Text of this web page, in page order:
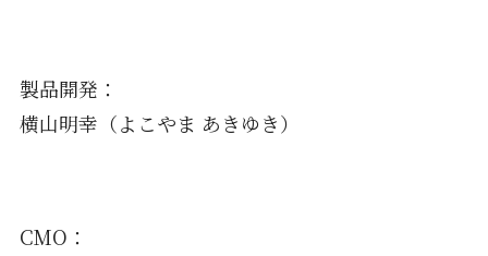
製品開発：
横山明幸（よこやま あきゆき）
CMO：